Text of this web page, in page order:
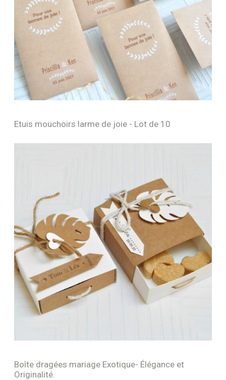
Etuis mouchoirs larme de joie - Lot de 10
Boîte dragées mariage Exotique- Élégance et
Originalité.